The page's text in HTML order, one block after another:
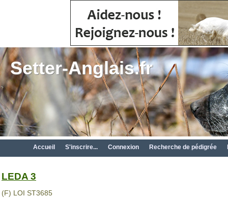
Setter-Anglais.fr
Accueil S'inscrire... Connexion Recherche de pédigrée
LEDA 3
(F) LOI ST3685